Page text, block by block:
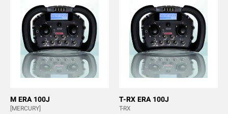
M ERA 100J
[MERCURY]
T-RX ERA 100J
T-RX